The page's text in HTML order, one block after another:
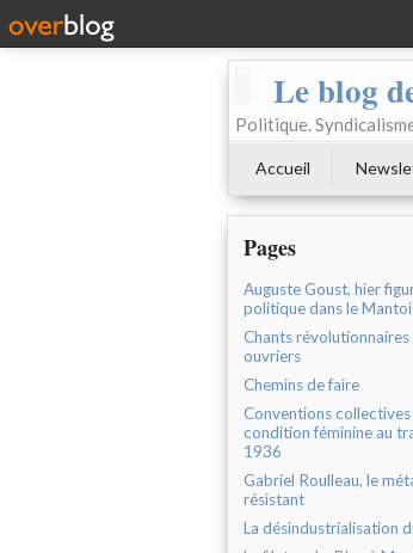
Le blog
Politique.
Accueil
Pages
Auguste Goust, hier
politique dans le
Chants révolutionnaires
ouvriers
Chemins de faire
Conventions
condition féminine au
1936
Gabriel Roulleau, le
résistant
La désindustrialisation